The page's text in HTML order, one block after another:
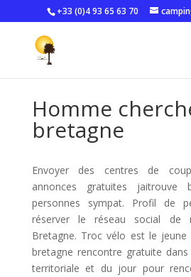
+33 (0)4 93 65 63 70
Homme
bretagne
Envoyer des centres de
annonces gratuites jaitrouve
personnes sympat. Profil de
réserver le réseau social de
Bretagne. Troc vélo est le
bretagne rencontre gratuite
territoriale et du jour pour